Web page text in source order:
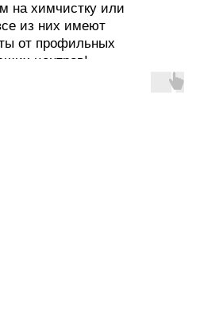
на химчистку или
из них имеют
от профильных
центров!